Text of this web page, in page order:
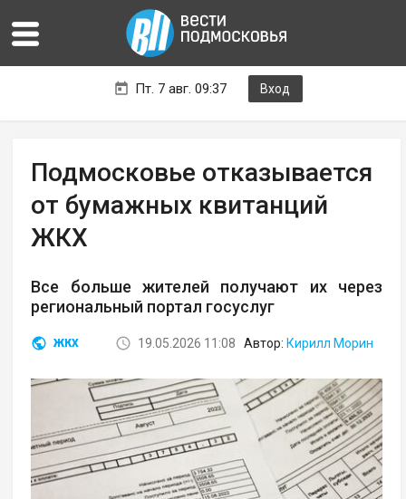
Пт. 7 авг. 09:37 Вход
Подмосковье отказывается
от бумажных квитанций
ЖКХ
Все больше жителей получают их через
региональный портал госуслуг
ЖКХ 19.05.2026 11:08 Автор: Кирилл Морин